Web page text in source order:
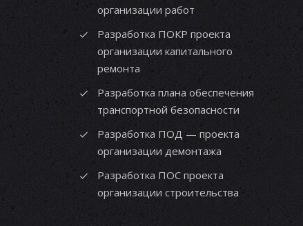
организации работ
Разработка ПОКР проекта
организации капитального
ремонта
Разработка плана обеспечения
транспортной безопасности
Разработка ПОД — проекта
организации демонтажа
Разработка ПОС проекта
организации строительства